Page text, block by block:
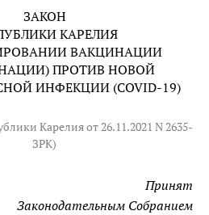
ЗАКОН
КАРЕЛИЯ
ВАКЦИНАЦИИ
ПРОТИВ НОВОЙ
ИНФЕКЦИИ (COVID-19)
Карелия от 26.11.2021 N 2635-
ЗРК)
Принят
Законодательным Собранием